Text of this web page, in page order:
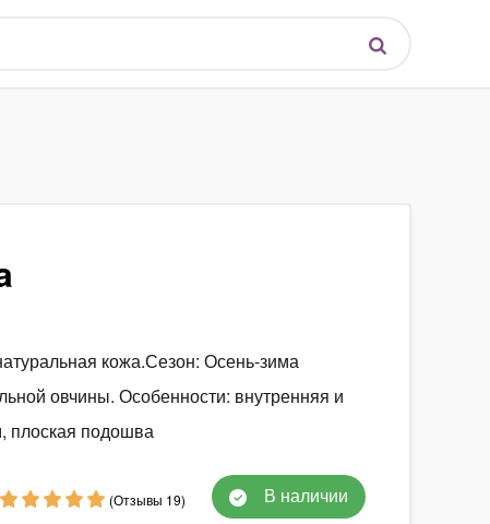
кожа.Сезон: Осень-зима
овчины. Особенности: внутренняя и
плоская подошва
(Отзывы 19) В наличии